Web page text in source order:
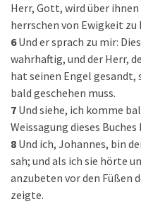
Herr, Gott, wird über
herrschen von Ewigkeit zu
6 Und er sprach zu mir:
wahrhaftig, und der Herr,
hat seinen Engel gesandt,
bald geschehen muss.
7 Und siehe, ich komme
Weissagung dieses
8 Und ich, Johannes, bin
sah; und als ich sie hörte
anzubeten vor den Füßen
zeigte.